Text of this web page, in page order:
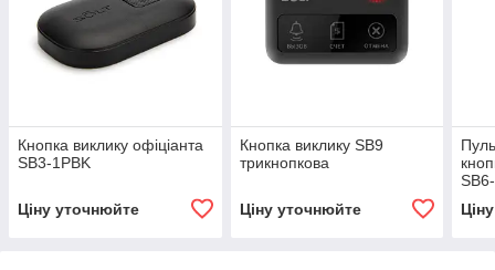
Кнопка виклику офіціанта
SB3-1PBK
Ціну уточнюйте
Кнопка виклику SB9
трикнопкова
Ціну уточнюйте